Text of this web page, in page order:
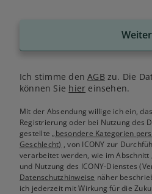
Weiter
Ich stimme denAGB zu. Die
können Sie hier einsehen.
Mit der Absendung willige ich ein,
Registrierung oder bei Nutzung des
gestellte„besondere Kategorien
Geschlecht) , von ICONY zur
verarbeitet werden, wie im Abschnitt
und Nutzung des ICONY-Dienstes
Datenschutzhinweise näher
ich jederzeit mit Wirkung für die